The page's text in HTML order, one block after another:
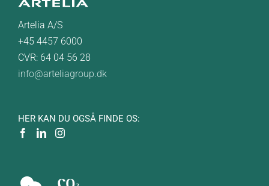
Artelia A/S
+45 4457 6000
CVR: 64 04 56 28
info@arteliagroup.dk
HER KAN DU OGSÅ FINDE OS: